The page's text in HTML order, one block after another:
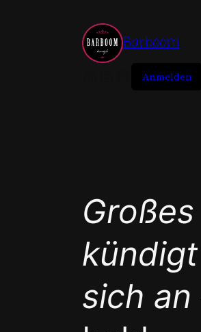
Barboom
LinkedIn
Instagram
Facebook
Anmelden
Großes
kündigt
sich an